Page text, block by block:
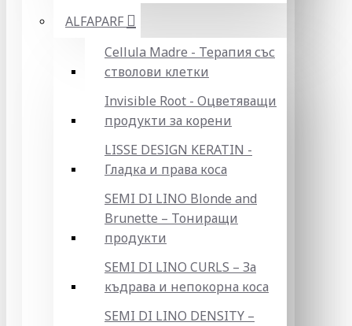
ALFAPARF
Cellula Madre - Терапия със
стволови клетки
Invisible Root - Оцветяващи
продукти за корени
LISSE DESIGN KERATIN -
Гладка и права коса
SEMI DI LINO Blonde and
Brunette – Тониращи
продукти
SEMI DI LINO CURLS – За
къдрава и непокорна коса
SEMI DI LINO DENSITY –